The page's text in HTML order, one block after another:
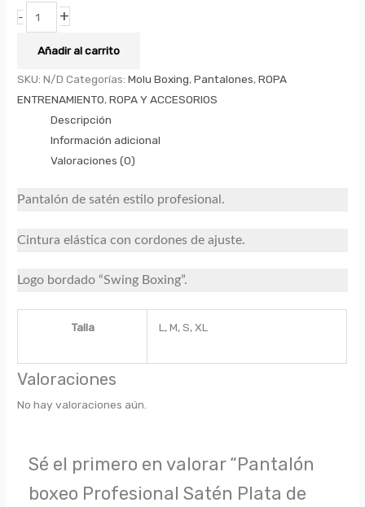
- +
Añadir al carrito
SKU:N/D Categorías:Molu Boxing,Pantalones,ROPA
ENTRENAMIENTO,ROPA Y ACCESORIOS
Descripción
Información adicional
Valoraciones (0)
Pantalón de satén estilo profesional.
Cintura elástica con cordones de ajuste.
Logo bordado “Swing Boxing”.
Talla L, M, S, XL
Valoraciones
No hay valoraciones aún.
Sé el primero en valorar “Pantalón
boxeo Profesional Satén Plata de